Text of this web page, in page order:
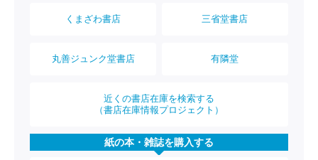
くまざわ書店 三省堂書店
丸善ジュンク堂書店 有隣堂
近くの書店在庫を検索する
（書店在庫情報プロジェクト）
紙の本・雑誌を購入する